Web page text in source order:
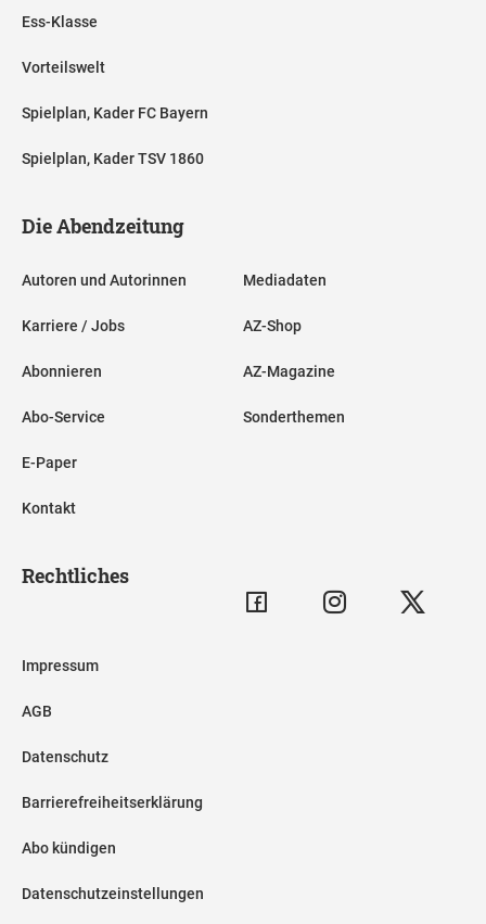
Ess-Klasse
Vorteilswelt
Spielplan, Kader FC Bayern
Spielplan, Kader TSV 1860
Die Abendzeitung
Autoren und Autorinnen
Karriere / Jobs
Abonnieren
Abo-Service
E-Paper
Kontakt
Mediadaten
AZ-Shop
AZ-Magazine
Sonderthemen
Rechtliches
Impressum
AGB
Datenschutz
Barrierefreiheitserklärung
Abo kündigen
Datenschutzeinstellungen